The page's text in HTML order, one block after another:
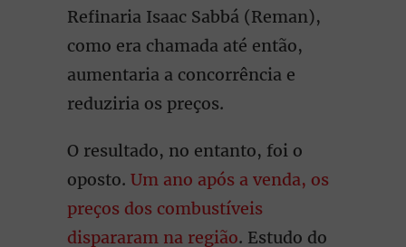
Refinaria Isaac Sabbá (Reman),
como era chamada até então,
aumentaria a concorrência e
reduziria os preços.
O resultado, no entanto, foi o
oposto. Um ano após a venda, os
preços dos combustíveis
dispararam na região. Estudo do